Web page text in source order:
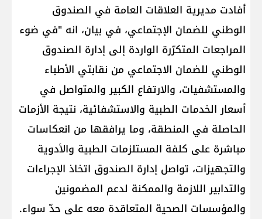
أفادت مديرية العلاقات العامة في الصندوق
الوطني للضمان الإجتماعي، في بيان، انه "في ضوء
المراجعات المتكرّرة الواردة إلى إدارة الصندوق
الوطني للضمان الاجتماعي من نقابتي الأطباء
والمستشفيات، والارتفاع الكبير والمتواصل في
أسعار الخدمات الطبية والاستشفائية، نتيجة الأزمات
الحاصلة في المنطقة، وما يرافقها من انعكاسات
مباشرة على كلفة المستلزمات الطبية والأدوية
والتجهيزات، تواصل إدارة الصندوق اتخاذ الإجراءات
والتدابير اللازمة والممكنة لدعم المضمونين
والمؤسسات الصحية المتعاقدة معه على حدّ سواء.